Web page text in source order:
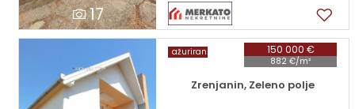
17
150 000 €
882 €/m²
ažuriran
Zrenjanin, Zeleno polje